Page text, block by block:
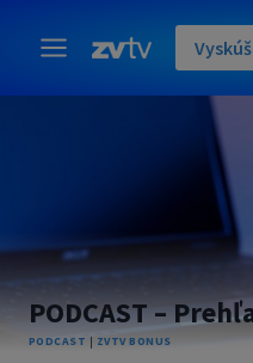
content
PODCAST –
PODCAST | ZVTV BONUS